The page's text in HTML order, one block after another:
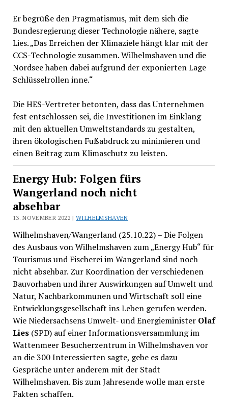
Er begrüße den Pragmatismus, mit dem sich die
Bundesregierung dieser Technologie nähere, sagte
Lies. „Das Erreichen der Klimaziele hängt klar mit der
CCS-Technologie zusammen. Wilhelmshaven und die
Nordsee haben dabei aufgrund der exponierten Lage
Schlüsselrollen inne.“
Die HES-Vertreter betonten, dass das Unternehmen
fest entschlossen sei, die Investitionen im Einklang
mit den aktuellen Umweltstandards zu gestalten,
ihren ökologischen Fußabdruck zu minimieren und
einen Beitrag zum Klimaschutz zu leisten.
Energy Hub: Folgen fürs
Wangerland noch nicht
absehbar
13. NOVEMBER 2022 |WILHELMSHAVEN
Wilhelmshaven/Wangerland (25.10.22) – Die Folgen
des Ausbaus von Wilhelmshaven zum „Energy Hub“ für
Tourismus und Fischerei im Wangerland sind noch
nicht absehbar. Zur Koordination der verschiedenen
Bauvorhaben und ihrer Auswirkungen auf Umwelt und
Natur, Nachbarkommunen und Wirtschaft soll eine
Entwicklungsgesellschaft ins Leben gerufen werden.
Wie Niedersachsens Umwelt- und Energieminister Olaf
Lies (SPD) auf einer Informationsversammlung im
Wattenmeer Besucherzentrum in Wilhelmshaven vor
an die 300 Interessierten sagte, gebe es dazu
Gespräche unter anderem mit der Stadt
Wilhelmshaven. Bis zum Jahresende wolle man erste
Fakten schaffen.